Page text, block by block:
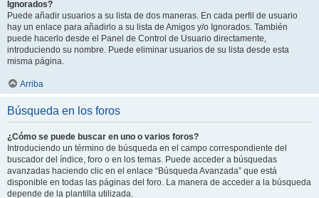
Ignorados?
Puede añadir usuarios a su lista de dos maneras. En cada perfil de usuario
hay un enlace para añadirlo a su lista de Amigos y/o Ignorados. También
puede hacerlo desde el Panel de Control de Usuario directamente,
introduciendo su nombre. Puede eliminar usuarios de su lista desde esta
misma página.
Arriba
Búsqueda en los foros
¿Cómo se puede buscar en uno o varios foros?
Introduciendo un término de búsqueda en el campo correspondiente del
buscador del índice, foro o en los temas. Puede acceder a búsquedas
avanzadas haciendo clic en el enlace “Búsqueda Avanzada” que está
disponible en todas las páginas del foro. La manera de acceder a la búsqueda
depende de la plantilla utilizada.